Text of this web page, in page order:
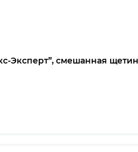
Эксперт”, смешанная